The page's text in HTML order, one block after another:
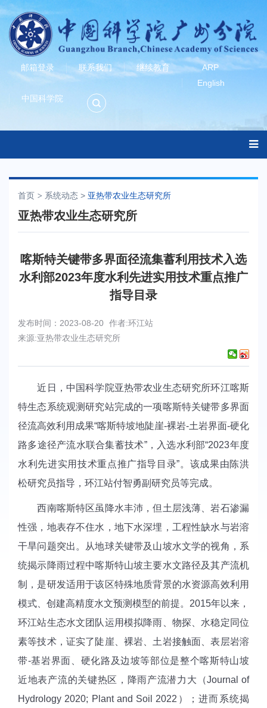
邮箱登录 联系我们 继续教育
ARP
English
中国科学院
首页 系统动态 > 亚热带农业生态研究所
亚热带农业生态研究所
喀斯特关键带多界面径流集蓄利用技术入选
水利部2023年度水利先进实用技术重点推广
指导目录
发布时间：2023-08-20 作者:环江站
来源:亚热带农业生态研究所
近日，中国科学院亚热带农业生态研究所环江喀斯
特生态系统观测研究站完成的一项喀斯特关键带多界面
径流高效利用成果“喀斯特坡地陡崖-裸岩-土岩界面-硬化
路多途径产流水联合集蓄技术”，入选水利部“2023年度
水利先进实用技术重点推广指导目录”。该成果由陈洪
松研究员指导，环江站付智勇副研究员等完成。
西南喀斯特区虽降水丰沛，但土层浅薄、岩石渗漏
性强，地表存不住水，地下水深埋，工程性缺水与岩溶
干旱问题突出。从地球关键带及山坡水文学的视角，系
统揭示降雨过程中喀斯特山坡主要水文路径及其产流机
制，是研发适用于该区特殊地质背景的水资源高效利用
模式、创建高精度水文预测模型的前提。2015年以来，
环江站生态水文团队运用模拟降雨、物探、水稳定同位
素等技术，证实了陡崖、裸岩、土岩接触面、表层岩溶
带-基岩界面、硬化路及边坡等部位是整个喀斯特山坡
近地表产流的关键热区，降雨产流潜力大（Journal of
Hydrology 2020; Plant and Soil 2022）；进而系统揭